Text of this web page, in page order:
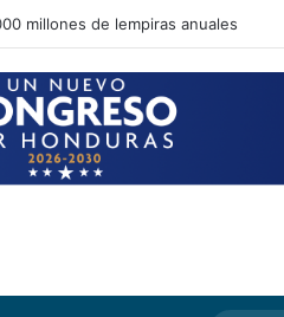
el incremento de su salario beca